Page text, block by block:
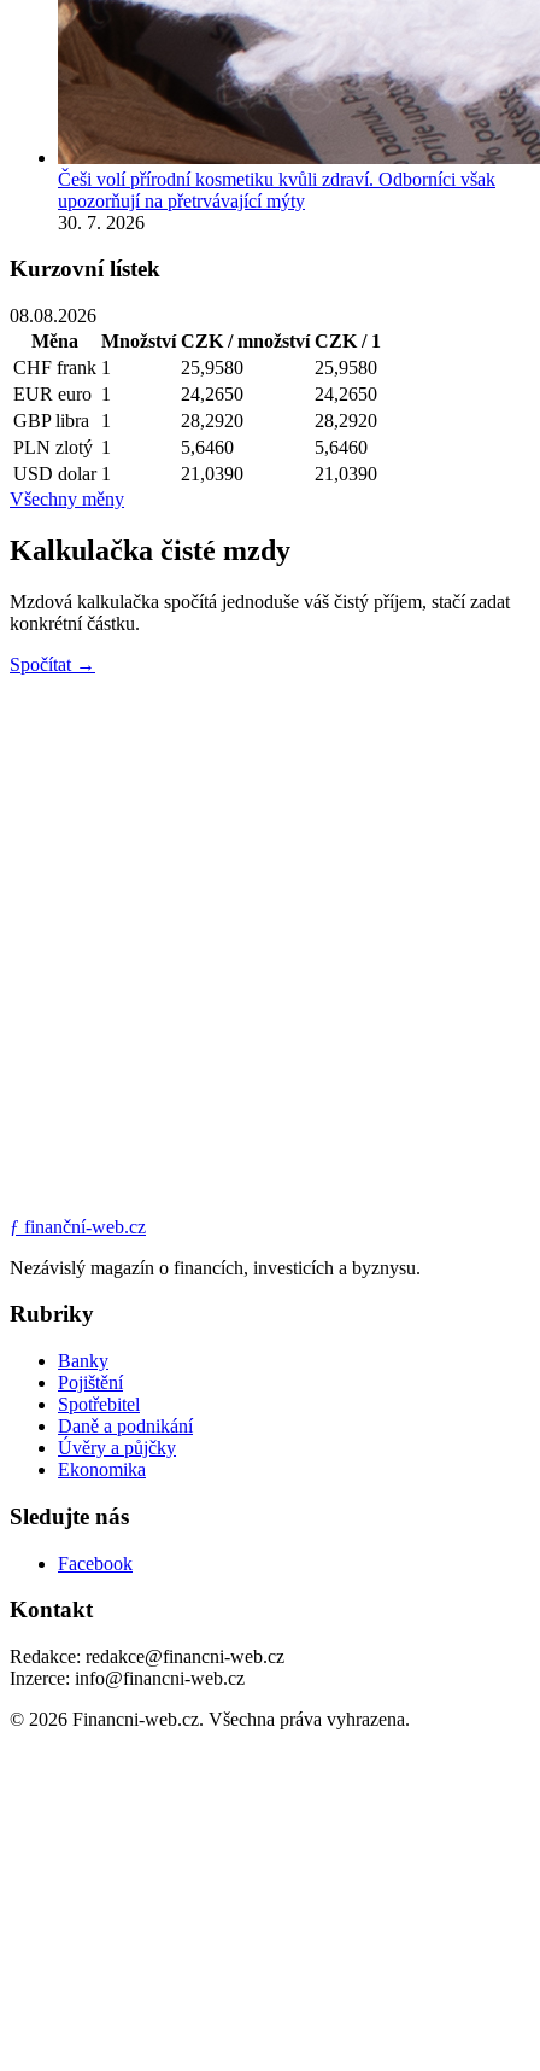
Češi volí přírodní kosmetiku kvůli zdraví. Odborníci však
upozorňují na přetrvávající mýty
30. 7. 2026
Kurzovní lístek
08.08.2026
Měna
Množství CZK / množství CZK / 1
CHF frank 1 25,9580
25,9580
EUR euro 1 24,2650
24,2650
GBP libra 1 28,2920
28,2920
PLN zlotý 1 5,6460
5,6460
USD dolar 1 21,0390
21,0390
Všechny měny
Kalkulačka čisté mzdy
Mzdová kalkulačka spočítá jednoduše váš čistý příjem, stačí zadat
konkrétní částku.
Spočítat →
ƒ finanční-web.cz
Nezávislý magazín o financích, investicích a byznysu.
Rubriky
Banky
Pojištění
Spotřebitel
Daně a podnikání
Úvěry a půjčky
Ekonomika
Sledujte nás
Facebook
Kontakt
Redakce: redakce@financni-web.cz
Inzerce: info@financni-web.cz
© 2026 Financni-web.cz. Všechna práva vyhrazena.